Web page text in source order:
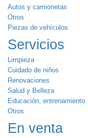
Autos y camionetas
Otros
Piezas de vehículos
Servicios
Limpieza
Cuidado de niños
Renovaciones
Salud y Belleza
Educación, entrenamiento
Otros
En venta